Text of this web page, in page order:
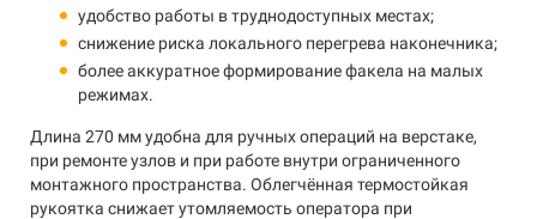
удобство работы в труднодоступных местах;
снижение риска локального перегрева наконечника;
более аккуратное формирование факела на малых
режимах.
Длина 270 мм удобна для ручных операций на верстаке,
при ремонте узлов и при работе внутри ограниченного
монтажного пространства. Облегчённая термостойкая
рукоятка снижает утомляемость оператора при